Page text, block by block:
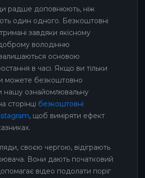
радше доповнюють, ніж
один одного. Безкоштовні
завдяки якісному
володінню
основою
в часі. Якщо ви тільки
можете безкоштовно
нашу ознайомлювальну
сторінці безкоштовні
, щоб виміряти ефект
своєю чергою, відіграють
Вони дають початковий
відео подолати поріг